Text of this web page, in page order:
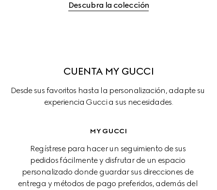
Descubra la colección
CUENTA MY GUCCI
Desde sus favoritos hasta la personalización, adapte su
experiencia Gucci a sus necesidades.
MY GUCCI
Regístrese para hacer un seguimiento de sus
pedidos fácilmente y disfrutar de un espacio
personalizado donde guardar sus direcciones de
entrega y métodos de pago preferidos, además del